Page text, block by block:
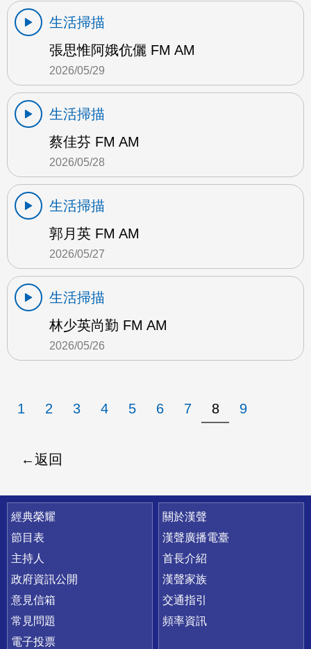
生活掃描
張思惟阿娥伉儷 FM AM
2026/05/29
生活掃描
蔡佳芬 FM AM
2026/05/28
生活掃描
郭月英 FM AM
2026/05/27
生活掃描
林少英尚勤 FM AM
2026/05/26
1 2 3 4 5 6 7 8 9
返回
快速連結
經典榮耀
節目表
主持人
政府資訊公開
意見信箱
常見問題
電子投票
關於漢聲
漢聲廣播電臺
首長介紹
漢聲家族
交通指引
頻率資訊